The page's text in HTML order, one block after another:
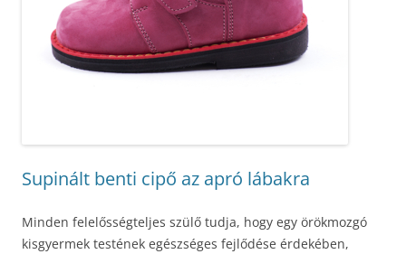
Supinált benti cipő az apró lábakra
Minden felelősségteljes szülő tudja, hogy egy örökmozgó
kisgyermek testének egészséges fejlődése érdekében,